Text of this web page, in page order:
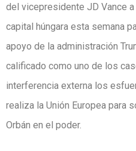
del vicepresidente JD Vance
capital húngara esta semana
apoyo de la administración
calificado como uno de los
interferencia externa los
realiza la Unión Europea para
Orbán en el poder.